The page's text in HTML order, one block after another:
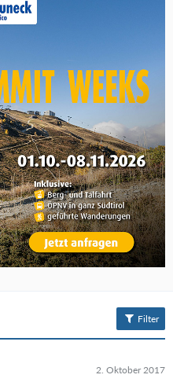
Filter
2. Oktober 2017